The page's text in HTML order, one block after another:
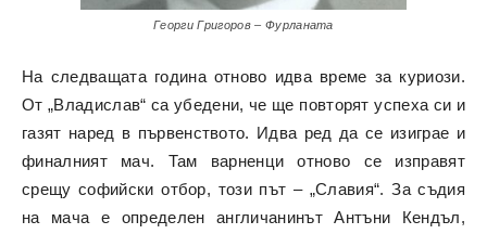
Георги Григоров – Фурланата
На следващата година отново идва време за куриози.
От „Владислав“ са убедени, че ще повторят успеха си и
газят наред в първенството. Идва ред да се изиграе и
финалният мач. Там варненци отново се изправят
срещу софийски отбор, този път – „Славия“. За съдия
на мача е определен англичанинът Антъни Кендъл,